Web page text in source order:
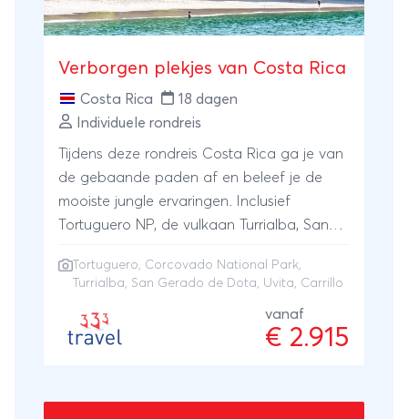
Verborgen plekjes van Costa Rica
Costa Rica
18 dagen
Individuele rondreis
Tijdens deze rondreis Costa Rica ga je van
de gebaande paden af en beleef je de
mooiste jungle ervaringen. Inclusief
Tortuguero NP, de vulkaan Turrialba, San
Corcovado NP en het bounty strand
Tortuguero Corcovado National Park
Turrialba, San Gerado de Dota, Uvita, Carrillo
vanaf
€ 2.915